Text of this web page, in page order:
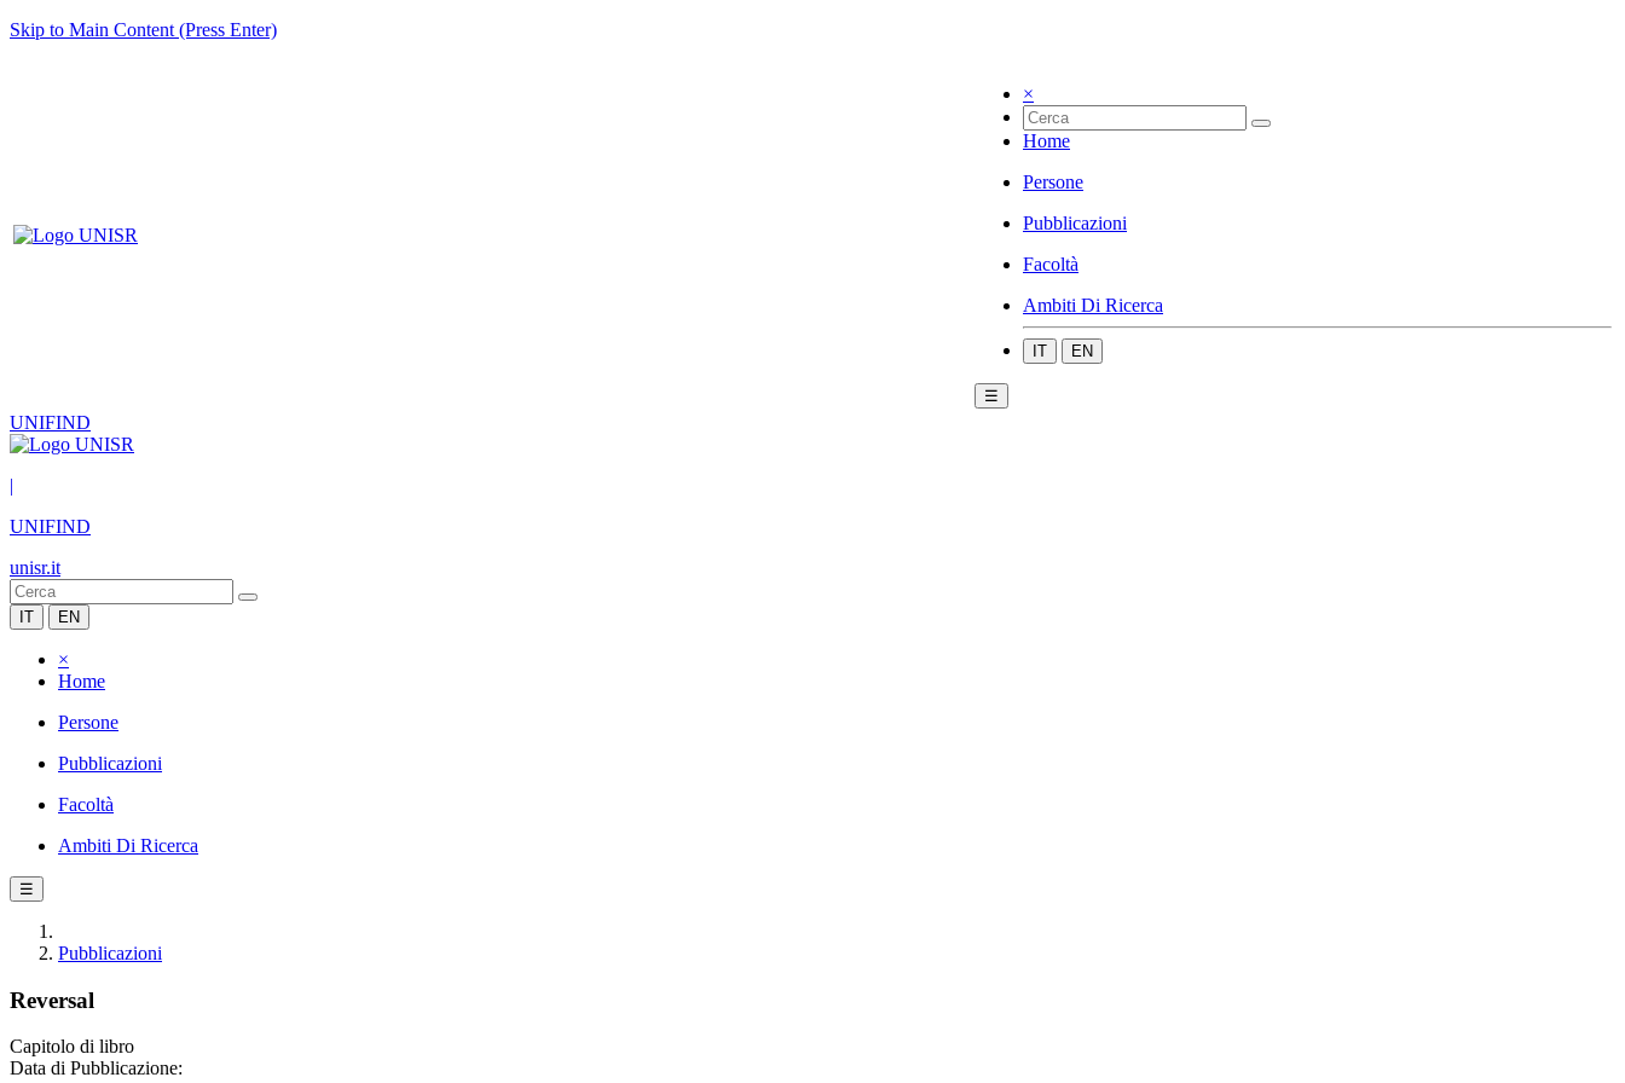
Skip to Main Content (Press Enter)
×
Home
Persone
Pubblicazioni
Facoltà
Ambiti Di Ricerca
IT EN
☰
UNIFIND
|
UNIFIND
unisr.it
IT EN
×
Home
Persone
Pubblicazioni
Facoltà
Ambiti Di Ricerca
☰
Pubblicazioni
Reversal
Capitolo di libro
Data di Pubblicazione: